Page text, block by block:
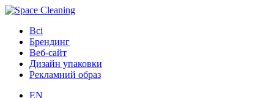
Всі
Брендинг
Веб-сайт
Дизайн упаковки
Рекламний образ
EN